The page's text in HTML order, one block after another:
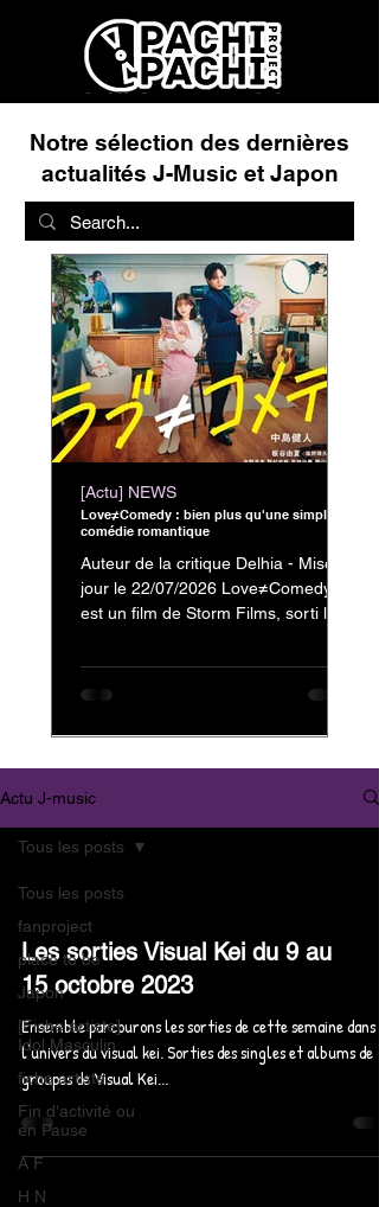
Notre sélection des dernières
actualités J-Music et Japon
Love≠Comedy : bien plus qu'une simple
comédie romantique
Auteur de la critique Delhia - Mise à
jour le 22/07/2026 Love≠Comedy
est un film de Storm Films, sorti le 3
dans le rôle de Kanzaki Reiji et
Nagahama Neru dans celui de
de Nakajima Kento, on ne pouvait
Love≠Comedy qui m'ont donné
envie de vous partager mon avis.
[Actu] NEWS
Actu J-music
Tous les posts
fanproject
place to be
Japon
[Fiche artiste]
Idol Masculin
fiche artiste
Fin d'activité ou
en Pause
A F
H N
Tous les posts
Les sorties Visual Kei du 9 au
15 octobre 2023
Ensemble parcourons les sorties de cette semaine dans
l'univers du visual kei. Sorties des singles et albums de
groupes de Visual Kei...